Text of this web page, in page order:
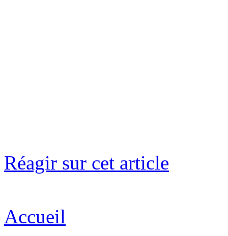
Réagir sur cet article
Accueil